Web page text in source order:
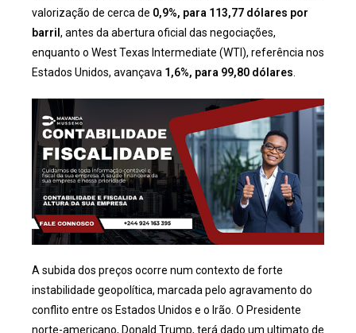
valorização de cerca de 0,9%, para 113,77 dólares por
barril , antes da abertura oficial das negociações,
enquanto o West Texas Intermediate (WTI), referência nos
Estados Unidos, avançava 1,6%, para 99,80 dólares
A subida dos preços ocorre num contexto de forte
instabilidade geopolítica, marcada pelo agravamento do
conflito entre os Estados Unidos e o Irão. O Presidente
norte-americano, Donald Trump, terá dado um ultimato de